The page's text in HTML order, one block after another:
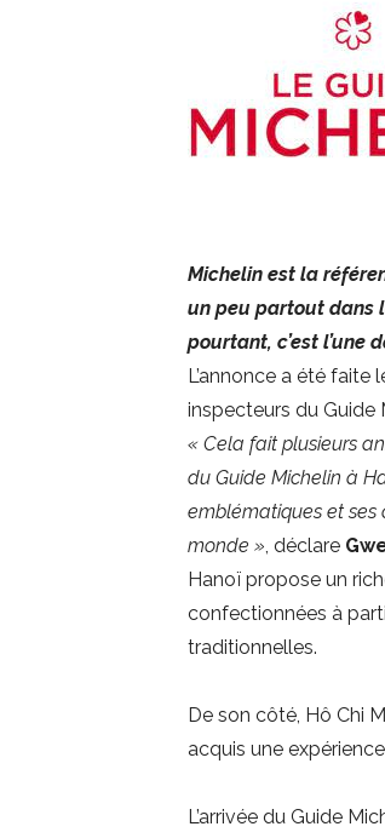
Michelin est la
un peu partout dans
pourtant, c’est l’une
L’annonce a été faite
inspecteurs du Guide
« Cela fait plusieurs
du Guide Michelin à
emblématiques et ses
monde », déclare
Hanoï propose un
confectionnées à
traditionnelles.
De son côté, Hô Chi
acquis une
L’arrivée du Guide